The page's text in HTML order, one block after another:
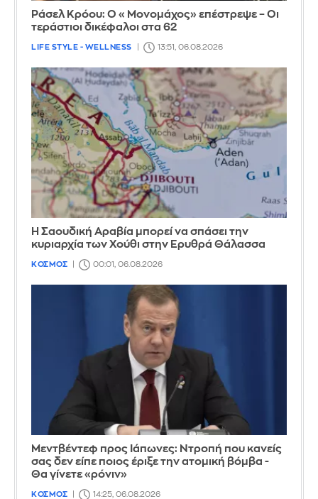
Ράσελ Κρόου: Ο «Μονομάχος» επέστρεψε – Οι
τεράστιοι δικέφαλοι στα 62
LIFE STYLE - WELLNESS 13:51, 06.08.2026
Η Σαουδική Αραβία μπορεί να σπάσει την
κυριαρχία των Χούθι στην Ερυθρά Θάλασσα
ΚΟΣΜΟΣ 00:01, 06.08.2026
Μεντβέντεφ προς Ιάπωνες: Ντροπή που κανείς
σας δεν είπε ποιος έριξε την ατομική βόμβα -
Θα γίνετε «ρόνιν»
ΚΟΣΜΟΣ 14:25, 06.08.2026